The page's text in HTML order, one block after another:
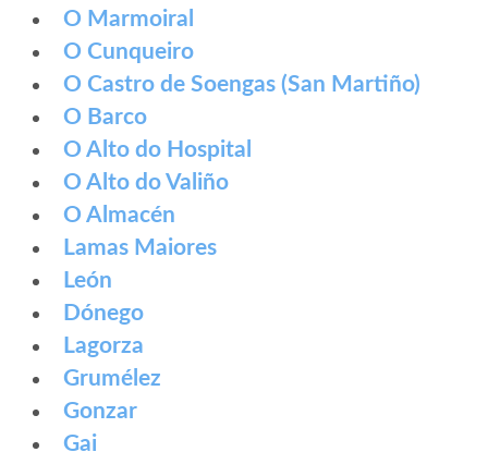
O Marmoiral
O Cunqueiro
O Castro de Soengas (San Martiño)
O Barco
O Alto do Hospital
O Alto do Valiño
O Almacén
Lamas Maiores
León
Dónego
Lagorza
Grumélez
Gonzar
Gai